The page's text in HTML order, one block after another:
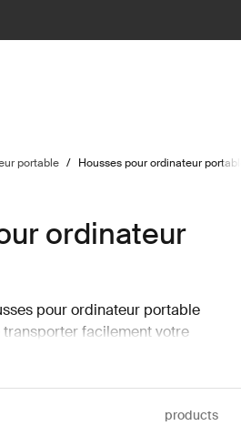
portable / Housses pour ordinateur
ordinateur
pour ordinateur portable
facilement votre
ou de la ranger dans un sac
products